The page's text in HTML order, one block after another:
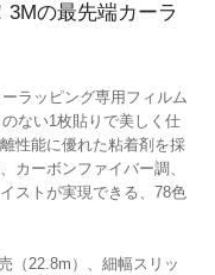
の最先端カーラ
ラッピング専用フィルム
ない1枚貼りで美しく仕
性能に優れた粘着剤を採
カーボンファイバー調、
ストが実現できる、78色
（22.8m）、細幅スリッ